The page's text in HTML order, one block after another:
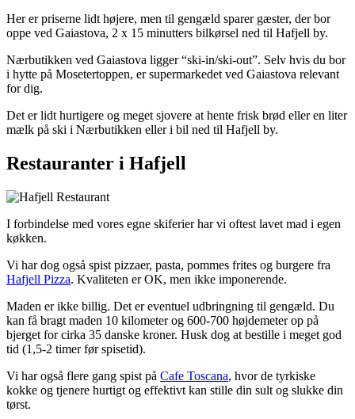
Her er priserne lidt højere, men til gengæld sparer gæster, der bor
oppe ved Gaiastova, 2 x 15 minutters bilkørsel ned til Hafjell by.
Nærbutikken ved Gaiastova ligger “ski-in/ski-out”. Selv hvis du bor
i hytte på Mosetertoppen, er supermarkedet ved Gaiastova relevant
for dig.
Det er lidt hurtigere og meget sjovere at hente frisk brød eller en liter
mælk på ski i Nærbutikken eller i bil ned til Hafjell by.
Restauranter i Hafjell
I forbindelse med vores egne skiferier har vi oftest lavet mad i egen
køkken.
Vi har dog også spist pizzaer, pasta, pommes frites og burgere fra
Hafjell Pizza. Kvaliteten er OK, men ikke imponerende.
Maden er ikke billig. Det er eventuel udbringning til gengæld. Du
kan få bragt maden 10 kilometer og 600-700 højdemeter op på
bjerget for cirka 35 danske kroner. Husk dog at bestille i meget god
tid (1,5-2 timer før spisetid).
Vi har også flere gang spist på Cafe Toscana, hvor de tyrkiske
kokke og tjenere hurtigt og effektivt kan stille din sult og slukke din
tørst.